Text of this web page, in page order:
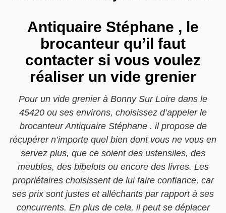
Antiquaire Stéphane , le
brocanteur qu’il faut
contacter si vous voulez
réaliser un vide grenier
Pour un vide grenier à Bonny Sur Loire dans le
45420 ou ses environs, choisissez d’appeler le
brocanteur Antiquaire Stéphane . il propose de
récupérer n’importe quel bien dont vous ne vous en
servez plus, que ce soient des ustensiles, des
meubles, des bibelots ou encore des livres. Les
propriétaires choisissent de lui faire confiance, car
ses prix sont justes et alléchants par rapport à ses
concurrents. En plus de cela, il peut se déplacer